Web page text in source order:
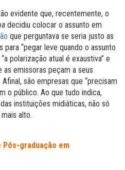
evidente que, recentemente, o
decidiu colocar o assunto em
que perguntava se seria justo as
“pegar leve quando o assunto
polarização atual é exaustiva” e
as emissoras peçam a seus
são empresas que “precisam
o público. Ao que tudo indica,
instituições midiáticas, não só
alto.
Pós-graduação em